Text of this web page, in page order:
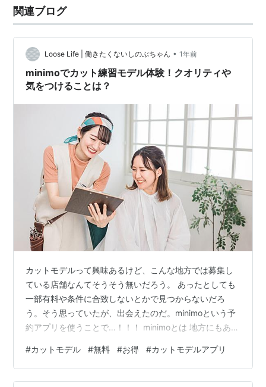
関連ブログ
Loose Life | 働きたくないしのぶちゃん • 1年前
minimoでカット練習モデル体験！クオリティや
気をつけることは？
カットモデルって興味あるけど、こんな地方では募集し
ている店舗なんてそうそう無いだろう。 あったとしても
一部有料や条件に合致しないとかで見つからないだろ
う。そう思っていたが、出会えたのだ。minimoという予
約アプリを使うことで…！！！ minimoとは 地方にもあ
グ 施術 おや？ 退店 体験して感じたメリット・デメリッ
ト メリット デメリット こだわりないならメリット大
#カットモデル #無料 #お得 #カットモデルアプリ